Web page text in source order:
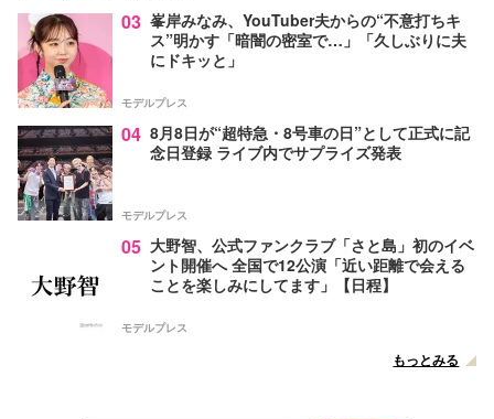
03 峯岸みなみ、YouTuber夫からの“不意打ちキ
ス”明かす「暗闇の密室で…」「久しぶりに夫
にドキッと」
モデルプレス
04 8月8日が“超特急・8号車の日”として正式に記
念日登録 ライブ内でサプライズ発表
モデルプレス
05 大野智、公式ファンクラブ「さと島」初のイベ
ント開催へ 全国で12公演「近い距離で会える
ことを楽しみにしてます」【日程】
モデルプレス
もっとみる